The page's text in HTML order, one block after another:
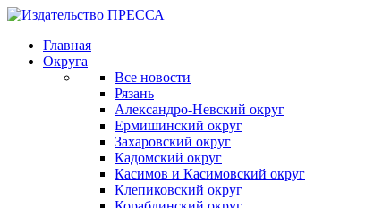
Главная
Округа
Все новости
Рязань
Александро-Невский округ
Ермишинский округ
Захаровский округ
Кадомский округ
Касимов и Касимовский округ
Клепиковский округ